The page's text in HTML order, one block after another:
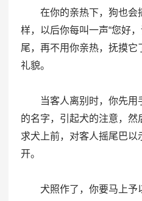
在你的亲热下，狗也会
样，以后你每叫一声“您好
尾，再不用你亲热，抚摸它
礼貌。
当客人离别时，你先用
的名字，引起犬的注意，然
求犬上前，对客人摇尾巴以
开。
犬照作了，你要马上予